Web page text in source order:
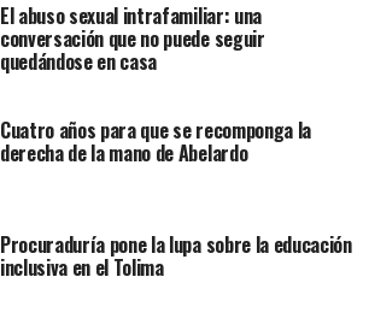
El abuso sexual intrafamiliar: una
conversación que no puede seguir
quedándose en casa
Cuatro años para que se recomponga la
derecha de la mano de Abelardo
Procuraduría pone la lupa sobre la educación
inclusiva en el Tolima